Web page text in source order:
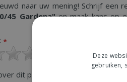
naar uw mening! Schrijf een
45 Gardena"en maak kans op
*
dit product:
Deze
gebruiken,